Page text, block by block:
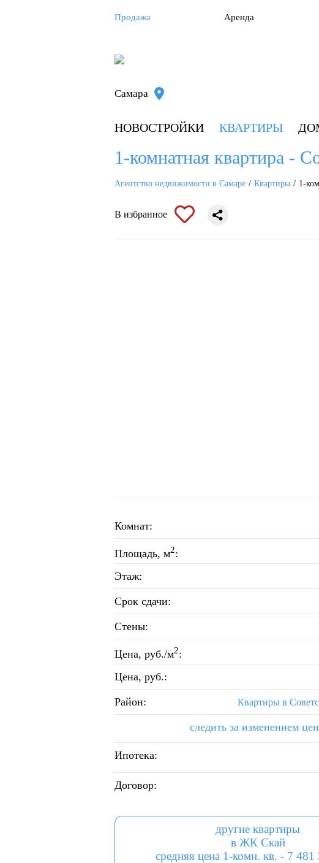
Продажа Аренда
Самара
НОВОСТРОЙКИ КВАРТИРЫ
1-комнатная квартира -
Агентство недвижимости в Самаре Квартиры 1-
В избранное
Комнат:
Площадь, м2:
Этаж:
Срок сдачи:
Стены:
Цена, руб./м2:
Цена, руб.:
Район: Квартиры в
следить за изменением
Ипотека:
Договор:
другие квартиры
в ЖК Скай
средняя цена 1-комн. кв. - 7 481